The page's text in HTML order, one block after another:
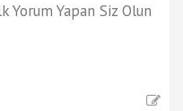
Yorum Yapan Siz Olun